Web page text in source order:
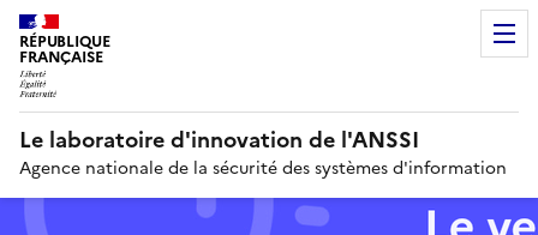
RÉPUBLIQUE
FRANÇAISE
Le laboratoire d'innovation de l'ANSSI
Agence nationale de la sécurité des systèmes d'information